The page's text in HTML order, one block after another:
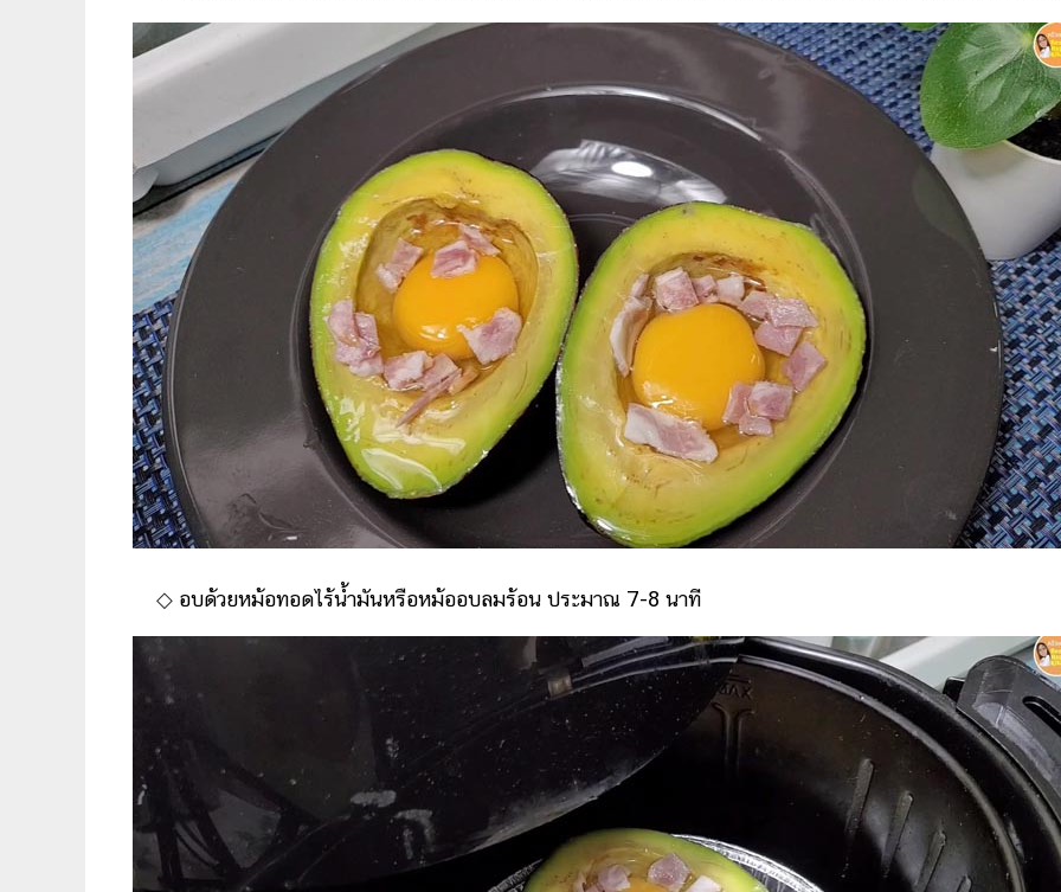
◇ อบด้วยหม้อทอดไร้น้ำมันหรือหม้ออบลมร้อน ประมาณ 7-8 นาที